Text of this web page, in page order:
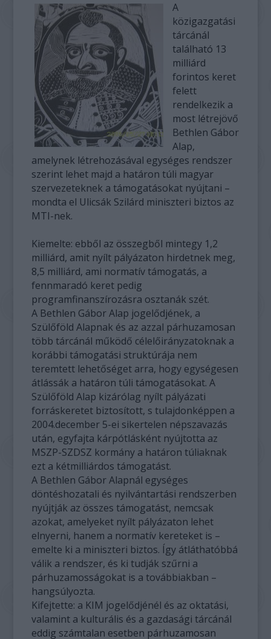
A
közigazgatási
tárcánál
található 13
milliárd
forintos keret
felett
rendelkezik a
most létrejövő
Bethlen Gábor
Alap,
amelynek létrehozásával egységes rendszer
szerint lehet majd a határon túli magyar
szervezeteknek a támogatásokat nyújtani –
mondta el Ulicsák Szilárd miniszteri biztos az
MTI-nek.
Kiemelte: ebből az összegből mintegy 1,2
milliárd, amit nyílt pályázaton hirdetnek meg,
8,5 milliárd, ami normatív támogatás, a
fennmaradó keret pedig
programfinanszírozásra osztanák szét.
A Bethlen Gábor Alap jogelődjének, a
Szülőföld Alapnak és az azzal párhuzamosan
több tárcánál működő célelőirányzatoknak a
korábbi támogatási struktúrája nem
teremtett lehetőséget arra, hogy egységesen
átlássák a határon túli támogatásokat. A
Szülőföld Alap kizárólag nyílt pályázati
forráskeretet biztosított, s tulajdonképpen a
2004.december 5-ei sikertelen népszavazás
után, egyfajta kárpótlásként nyújtotta az
MSZP-SZDSZ kormány a határon túliaknak
ezt a kétmilliárdos támogatást.
A Bethlen Gábor Alapnál egységes
döntéshozatali és nyilvántartási rendszerben
nyújtják az összes támogatást, nemcsak
azokat, amelyeket nyílt pályázaton lehet
elnyerni, hanem a normatív kereteket is –
emelte ki a miniszteri biztos. Így átláthatóbbá
válik a rendszer, és ki tudják szűrni a
párhuzamosságokat is a továbbiakban –
hangsúlyozta.
Kifejtette: a KIM jogelődjénél és az oktatási,
valamint a kulturális és a gazdasági tárcánál
eddig számtalan esetben párhuzamosan